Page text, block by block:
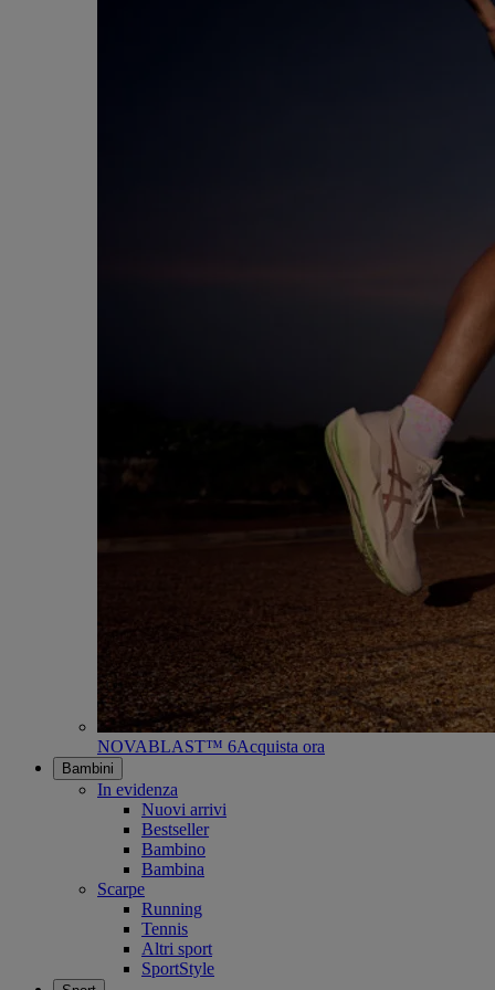
NOVABLAST™ 6Acquista ora
Bambini
In evidenza
Nuovi arrivi
Bestseller
Bambino
Bambina
Scarpe
Running
Tennis
Altri sport
SportStyle